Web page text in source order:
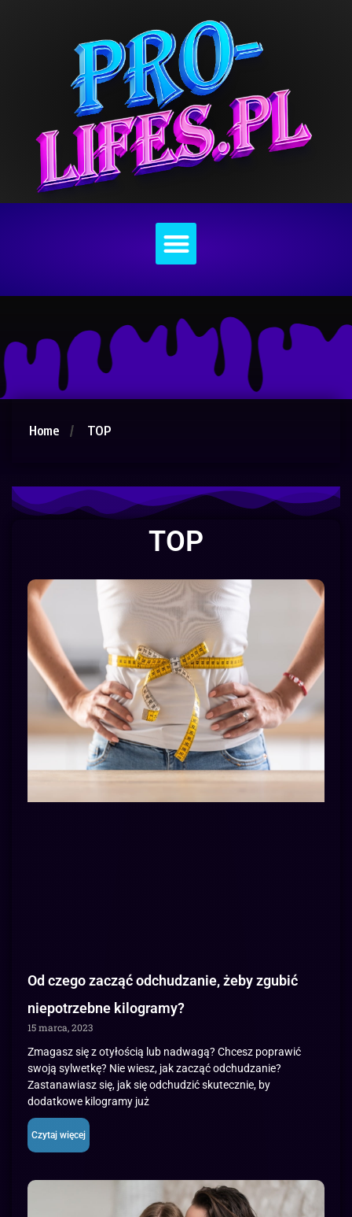
Home TOP
TOP
Od czego zacząć odchudzanie, żeby zgubić
niepotrzebne kilogramy?
15 marca, 2023
Zmagasz się z otyłością lub nadwagą? Chcesz poprawić
swoją sylwetkę? Nie wiesz, jak zacząć odchudzanie?
Zastanawiasz się, jak się odchudzić skutecznie, by
dodatkowe kilogramy już
Czytaj więcej